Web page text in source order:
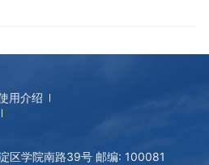
用介绍
区学院南路39号 邮编: 100081